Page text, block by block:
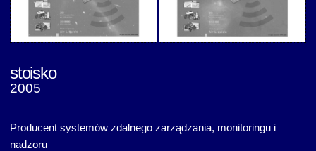
stoisko
2005
Producent systemów zdalnego zarządzania, monitoringu i
nadzoru